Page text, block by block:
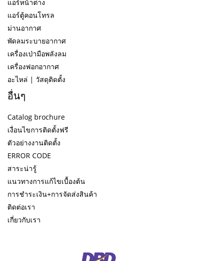
แอร์หน้าต่าง
แอร์ตู้คอนโทรล
ม่านอากาศ
พัดลมระบายอากาศ
เครื่องเป่ามือพลังลม
เครื่องฟอกอากาศ
อะไหล่ | วัสดุติดตั้ง
อื่นๆ
Catalog brochure
เงื่อนไขการติดตั้งฟรี
ตัวอย่างงานติดตั้ง
ERROR CODE
สาระน่ารู้
แนวทางการแก้ไขเบื้องต้น
การชำระเงิน+การจัดส่งสินค้า
ติดต่อเรา
เกี่ยวกับเรา